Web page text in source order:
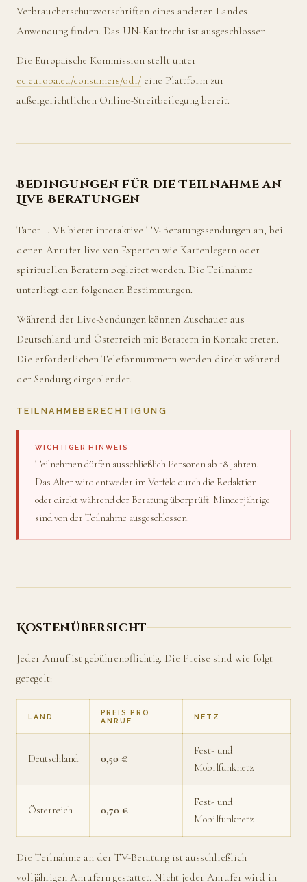
Verbraucherschutzvorschriften eines anderen Landes
Anwendung finden. Das UN-Kaufrecht ist ausgeschlossen.
Die Europäische Kommission stellt unter
ec.europa.eu/consumers/odr/ eine Plattform zur
außergerichtlichen Online-Streitbeilegung bereit.
Bedingungen für die Teilnahme an
Live-Beratungen
Tarot LIVE bietet interaktive TV-Beratungssendungen an, bei
denen Anrufer live von Experten wie Kartenlegern oder
spirituellen Beratern begleitet werden. Die Teilnahme
unterliegt den folgenden Bestimmungen.
Während der Live-Sendungen können Zuschauer aus
Deutschland und Österreich mit Beratern in Kontakt treten.
Die erforderlichen Telefonnummern werden direkt während
der Sendung eingeblendet.
TEILNAHMEBERECHTIGUNG
WICHTIGER HINWEIS
Teilnehmen dürfen ausschließlich Personen ab 18 Jahren.
Das Alter wird entweder im Vorfeld durch die Redaktion
oder direkt während der Beratung überprüft. Minderjährige
sind von der Teilnahme ausgeschlossen.
Kostenübersicht
Jeder Anruf ist gebührenpflichtig. Die Preise sind wie folgt
geregelt:
LAND
PREIS PRO
ANRUF
NETZ
Deutschland 0,50 €
Fest- und
Mobilfunknetz
Österreich 0,70 €
Fest- und
Mobilfunknetz
Die Teilnahme an der TV-Beratung ist ausschließlich
volljährigen Anrufern gestattet. Nicht jeder Anrufer wird in